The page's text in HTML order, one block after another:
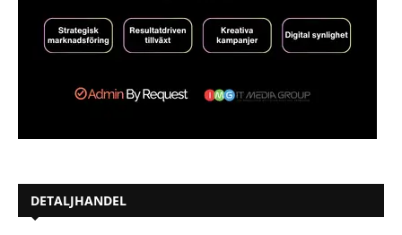
DETALJHANDEL